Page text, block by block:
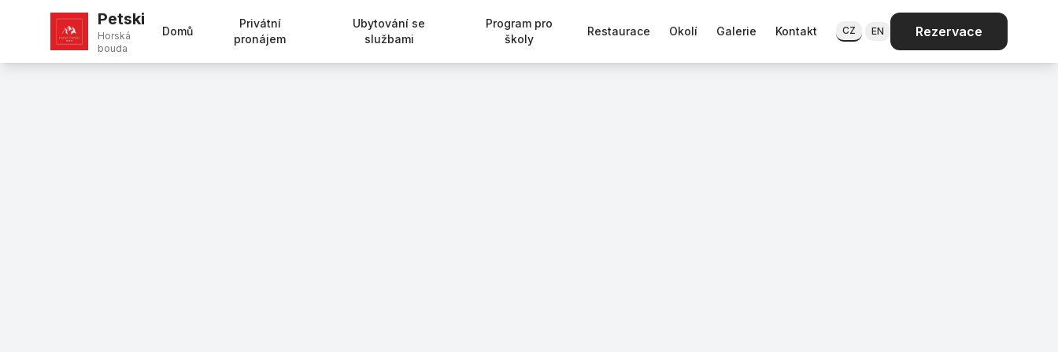
Petski
Horská
bouda
Domů
Privátní
pronájem
Ubytování se
službami
Program pro
školy
Restaurace Okolí Galerie Kontakt CZ EN Rezervace